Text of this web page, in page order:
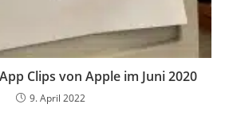
Clips von Apple im Juni 2020
9. April 2022